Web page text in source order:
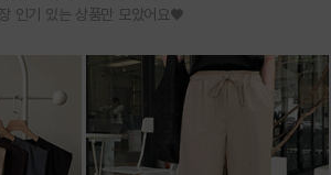
인기 있는 상품만 모았어요♥